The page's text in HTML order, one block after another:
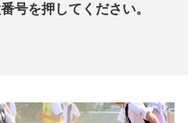
号を押してください。